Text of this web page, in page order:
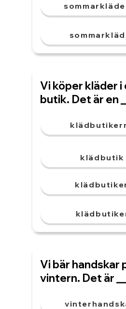
Vi köper kläder i
butik. Det är en
klädbutik
Vi bär handskar
vintern. Det är